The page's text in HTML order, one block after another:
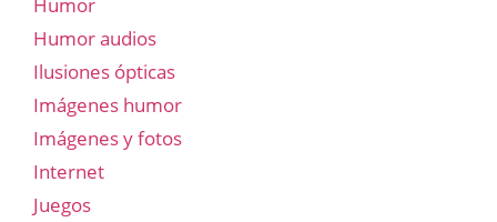
Humor audios
Ilusiones ópticas
Imágenes humor
Imágenes y fotos
Internet
Juegos